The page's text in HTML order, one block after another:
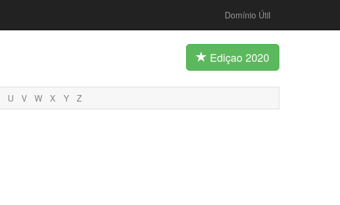
Domínio Útil
Ediçao 2020
U V W X Y Z